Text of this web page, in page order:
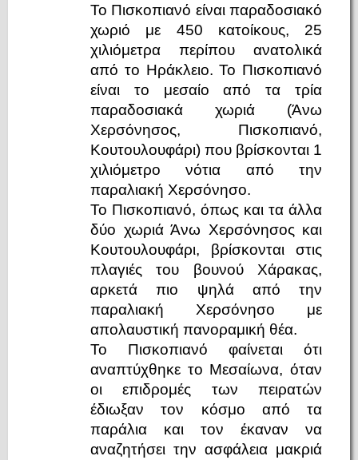
Το Πισκοπιανό είναι παραδοσιακό
χωριό με 450 κατοίκους, 25
χιλιόμετρα περίπου ανατολικά
από το Ηράκλειο. Το Πισκοπιανό
είναι το μεσαίο από τα τρία
παραδοσιακά χωριά (Άνω
Χερσόνησος, Πισκοπιανό,
Κουτουλουφάρι) που βρίσκονται 1
χιλιόμετρο νότια από την
παραλιακή Χερσόνησο.
Το Πισκοπιανό, όπως και τα άλλα
δύο χωριά Άνω Χερσόνησος και
Κουτουλουφάρι, βρίσκονται στις
πλαγιές του βουνού Χάρακας,
αρκετά πιο ψηλά από την
παραλιακή Χερσόνησο με
απολαυστική πανοραμική θέα.
Το Πισκοπιανό φαίνεται ότι
αναπτύχθηκε το Μεσαίωνα, όταν
οι επιδρομές των πειρατών
έδιωξαν τον κόσμο από τα
παράλια και τον έκαναν να
αναζητήσει την ασφάλεια μακριά